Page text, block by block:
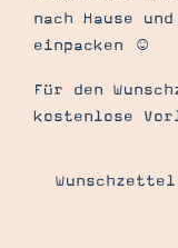
nach Hause
einpacken ☺️
Für den
kostenlose
Wunschzettel